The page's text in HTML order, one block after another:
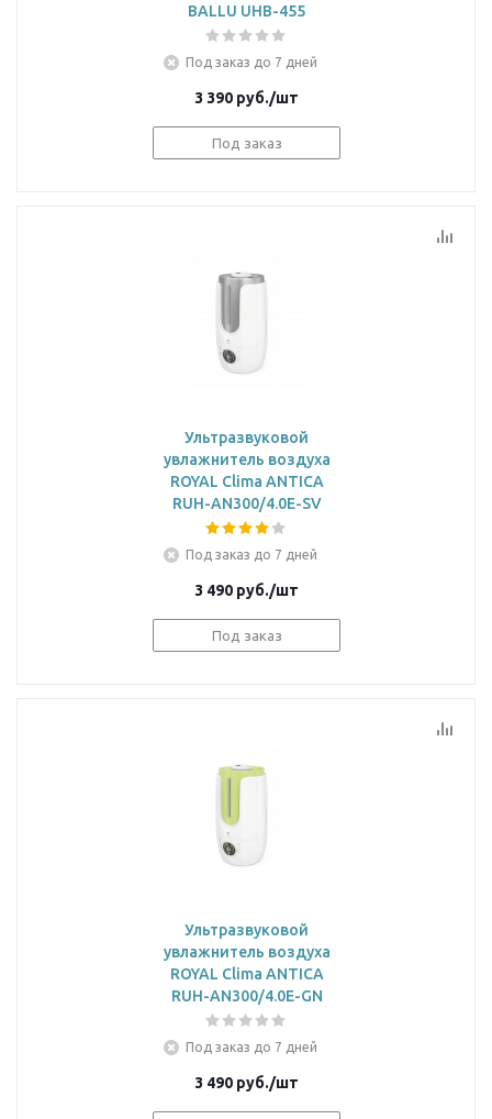
BALLU UHB-455
Под заказ до 7 дней
3 390 руб./шт
Под заказ
Ультразвуковой
увлажнитель воздуха
ROYAL Clima ANTICA
RUH-AN300/4.0E-SV
Под заказ до 7 дней
3 490 руб./шт
Под заказ
Ультразвуковой
увлажнитель воздуха
ROYAL Clima ANTICA
RUH-AN300/4.0E-GN
Под заказ до 7 дней
3 490 руб./шт